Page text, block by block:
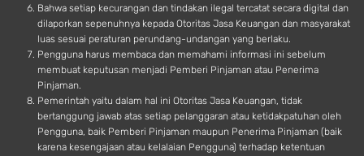
Bahwa setiap kecurangan dan tindakan ilegal tercatat secara digital dan
dilaporkan sepenuhnya kepada Otoritas Jasa Keuangan dan masyarakat
luas sesuai peraturan perundang-undangan yang berlaku.
Pengguna harus membaca dan memahami informasi ini sebelum
membuat keputusan menjadi Pemberi Pinjaman atau Penerima
Pinjaman.
Pemerintah yaitu dalam hal ini Otoritas Jasa Keuangan, tidak
bertanggung jawab atas setiap pelanggaran atau ketidakpatuhan oleh
Pengguna, baik Pemberi Pinjaman maupun Penerima Pinjaman (baik
karena kesengajaan atau kelalaian Pengguna) terhadap ketentuan